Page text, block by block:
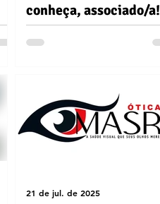
conheça, associado/a!
21 de jul. de 2025